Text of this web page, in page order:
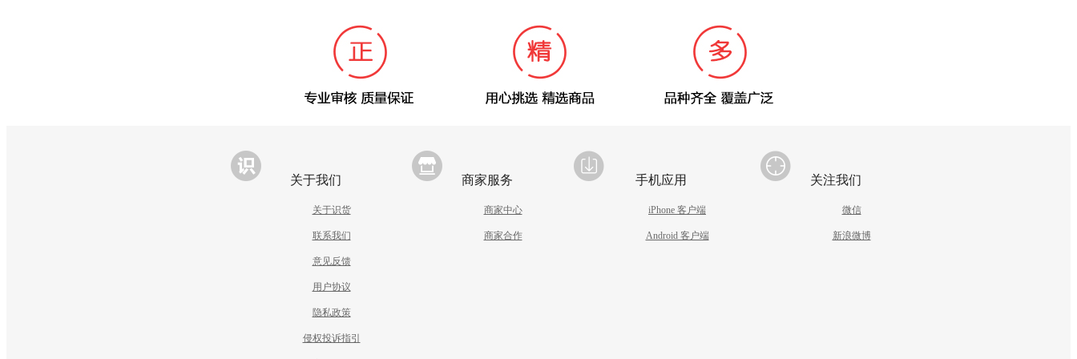
关于我们
关于识货
联系我们
意见反馈
用户协议
隐私政策
侵权投诉指引
商家服务
商家中心
商家合作
手机应用
iPhone 客户端
Android 客户端
关注我们
微信
新浪微博